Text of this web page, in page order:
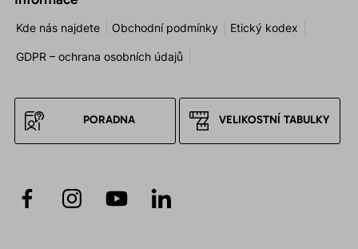
Kde nás najdete Obchodní podmínky Etický kodex
GDPR – ochrana osobních údajů
PORADNA VELIKOSTNÍ TABULKY